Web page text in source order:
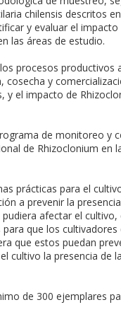
chilensis descritos
y evaluar el impacto
las áreas de estudio.
procesos productivos
cosecha y
y el impacto de
de monitoreo y
de Rhizoclonium en
prácticas para el
a prevenir la
afectar el
que los cultivadores
que estos puedan
cultivo la presencia de
de 300 ejemplares